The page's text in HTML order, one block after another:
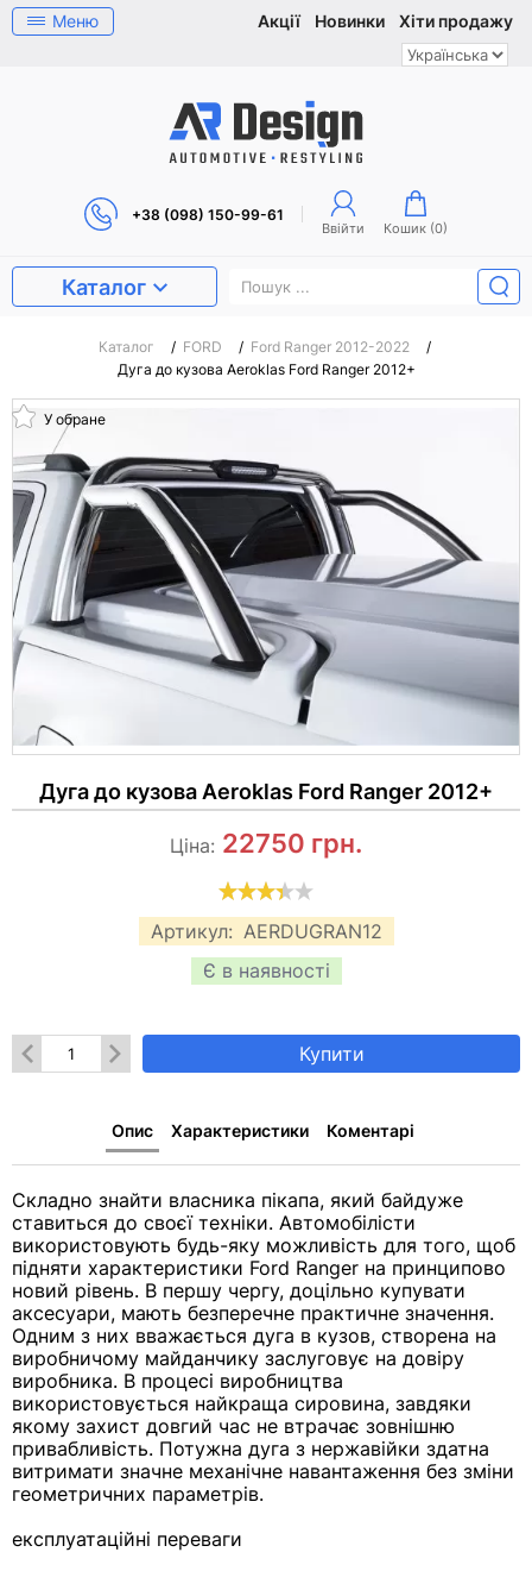
Меню Акції Новинки Хіти продажу
+38 (098) 150-99-61
Ввійти Кошик (0)
Каталог
Каталог / FORD / Ford Ranger 2012-2022
/
Дуга до кузова Aeroklas Ford Ranger 2012+
У обране
Дуга до кузова Aeroklas Ford Ranger 2012+
Артикул: AERDUGRAN12
Є в наявності
Ціна: 22750 грн.
Купити
Опис Характеристики Коментарі
Складно знайти власника пікапа, який байдуже
ставиться до своєї техніки. Автомобілісти
використовують будь-яку можливість для того, щоб
підняти характеристики Ford Ranger на принципово
новий рівень. В першу чергу, доцільно купувати
аксесуари, мають безперечне практичне значення.
Одним з них вважається дуга в кузов, створена на
виробничому майданчику заслуговує на довіру
виробника. В процесі виробництва
використовується найкраща сировина, завдяки
якому захист довгий час не втрачає зовнішню
привабливість. Потужна дуга з нержавійки здатна
витримати значне механічне навантаження без зміни
геометричних параметрів.
експлуатаційні переваги